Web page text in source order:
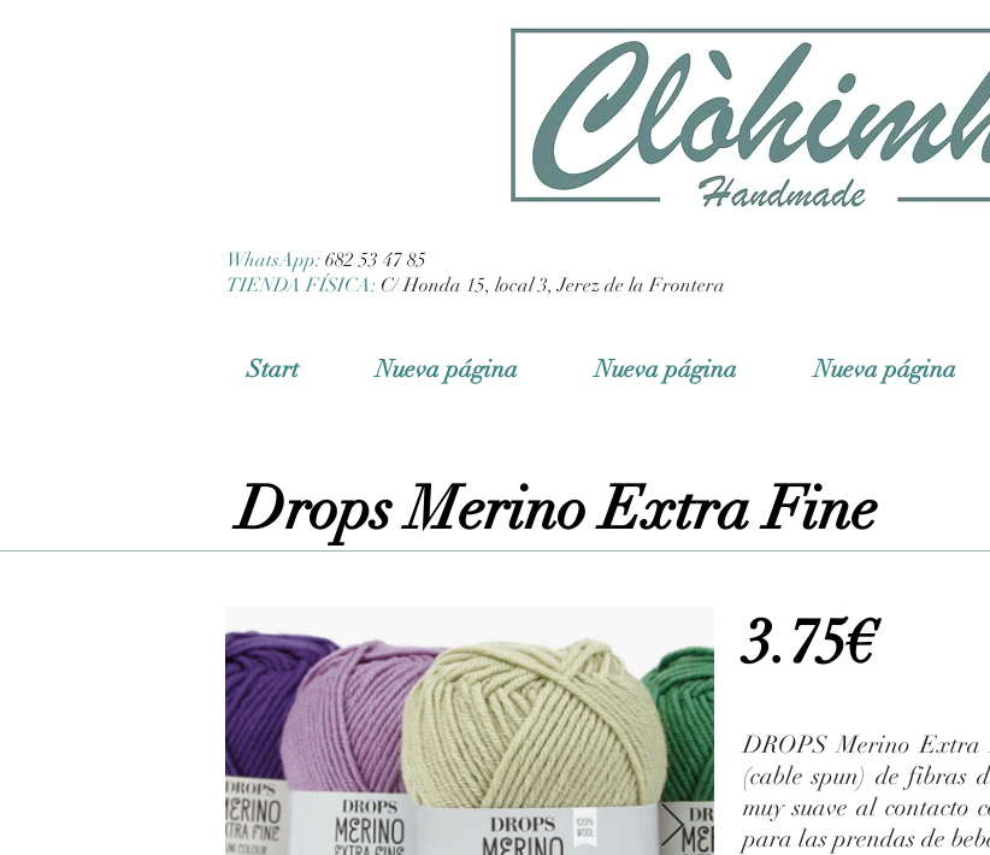
WhatsApp: 682 53 47 85
TIENDA FÍSICA: C/ Honda 15, local 3, Jerez de la Frontera
Start Nueva página Nueva página Nueva página
Drops Merino Extra Fine
3.75€
DROPS Merino Extra
(cable spun) de fibras
muy suave al contacto
para las prendas de